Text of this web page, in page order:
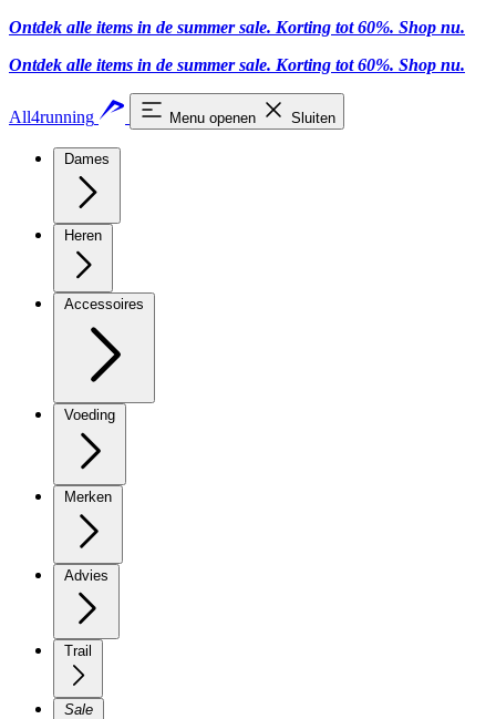
Ontdek alle items in de summer sale. Korting tot 60%. Shop nu.
Ontdek alle items in de summer sale. Korting tot 60%. Shop nu.
All4running Menu openen Sluiten
Dames
Heren
Accessoires
Voeding
Merken
Advies
Trail
Sale